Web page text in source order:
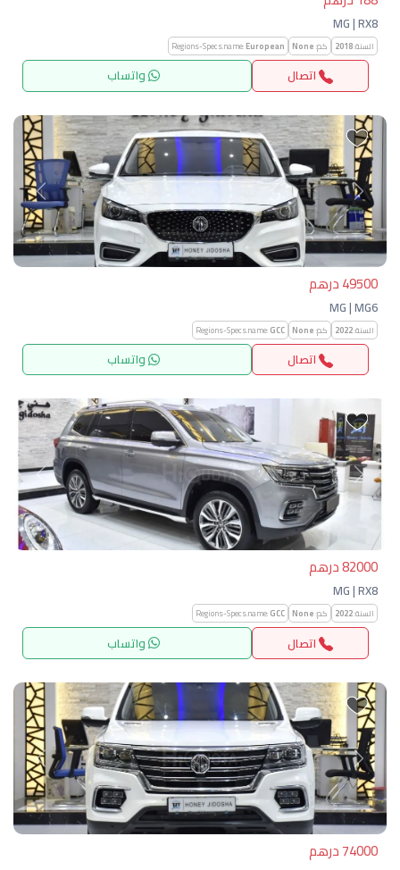
MG | RX8
السنة:2018 كم:None
Regions-Specs.name:European
اتصال واتساب
السابق التالي
49500 درهم
MG | MG6
السنة:2022 كم:None
Regions-Specs.name:GCC
اتصال واتساب
السابق التالي
82000 درهم
MG | RX8
السنة:2022 كم:None
Regions-Specs.name:GCC
اتصال واتساب
السابق التالي
74000 درهم